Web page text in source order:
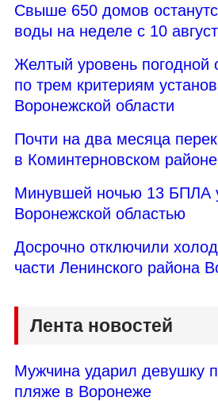
Свыше 650 домов
воды на неделе с 10
Желтый уровень погодной
по трем критериям
Воронежской области
Почти на два месяца
в Коминтерновском
Минувшей ночью 13 БПЛА
Воронежской областью
Досрочно отключили
части Ленинского района
Лента новостей
Мужчина ударил девушку
пляже в Воронеже